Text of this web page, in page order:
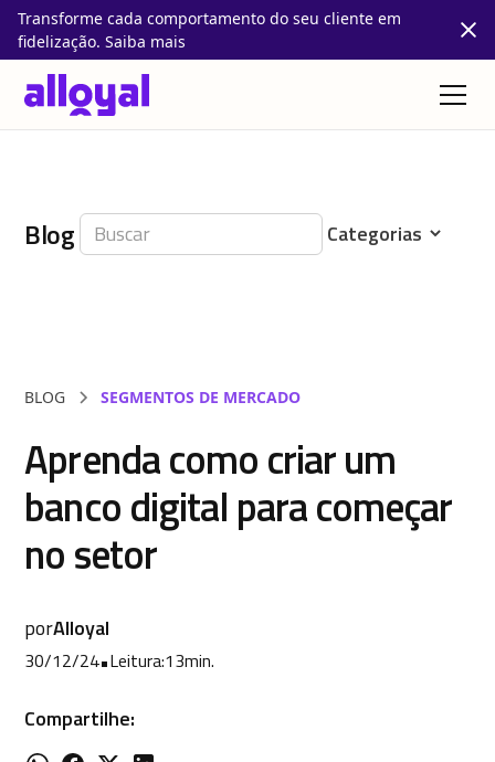
Transforme cada comportamento do seu cliente em
fidelização. Saiba mais
Blog
BLOG SEGMENTOS DE MERCADO
Aprenda como criar um
banco digital para começar
no setor
porAlloyal
30/12/24•Leitura:13min.
Compartilhe: